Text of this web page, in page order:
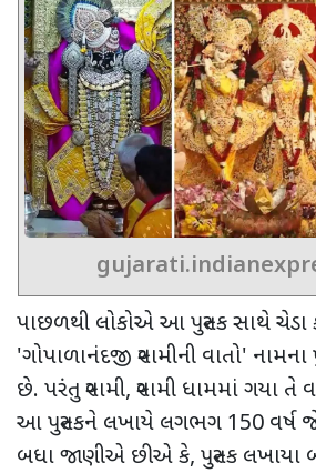
પાછળથી લોકોએ આ પુસ્તક સાથે ચેડા
'ગોપાળાનંદજી સ્વામીની વાતો' નામના
છે. પરંતુ સ્વામી, સ્વામી ધામમાં ગયા તે
આ પુસ્તકને લખાયે લગભગ 150 વર્ષ
બધા જાણીએ છીએ કે, પુસ્તક લખાયા